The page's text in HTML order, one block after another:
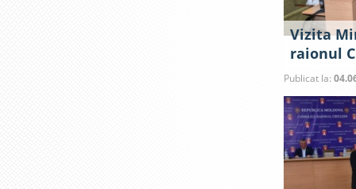
Vizita
raionul
Publicat la: